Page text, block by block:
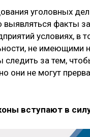
уголовных
выявляться факты
условиях, в
не имеющими
за тем,
они не могут
вступают в